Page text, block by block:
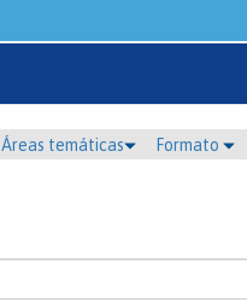
Áreas temáticas Formato